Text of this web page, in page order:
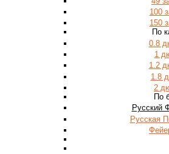
100
150
По
0.8
1
1.2
1.8
2
По
Русский
Русская